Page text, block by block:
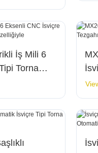
İş Mili 6
Torna
Özelliğiyle